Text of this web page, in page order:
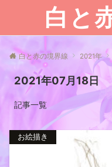
白と
白と赤の境界線 2021年
2021年07月18日
記事一覧
お絵描き